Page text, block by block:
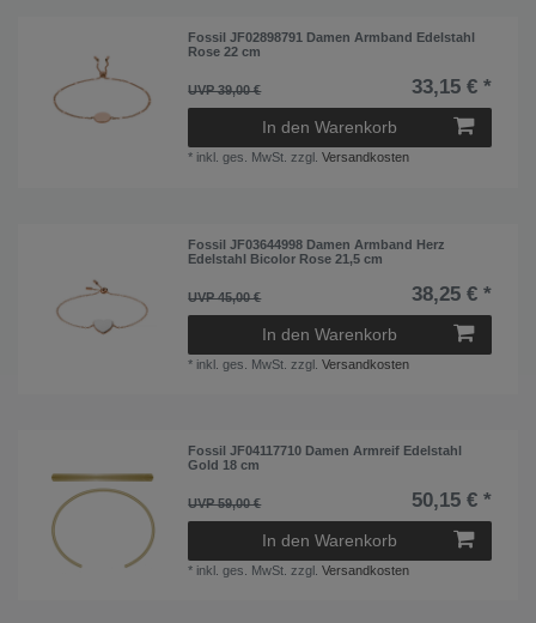
Fossil JF02898791 Damen Armband Edelstahl
Rose 22 cm
UVP 39,00 € 33,15 € *
In den Warenkorb
* inkl. ges. MwSt. zzgl.Versandkosten
Fossil JF03644998 Damen Armband Herz
Edelstahl Bicolor Rose 21,5 cm
UVP 45,00 € 38,25 € *
In den Warenkorb
* inkl. ges. MwSt. zzgl.Versandkosten
Fossil JF04117710 Damen Armreif Edelstahl
Gold 18 cm
UVP 59,00 € 50,15 € *
In den Warenkorb
* inkl. ges. MwSt. zzgl.Versandkosten